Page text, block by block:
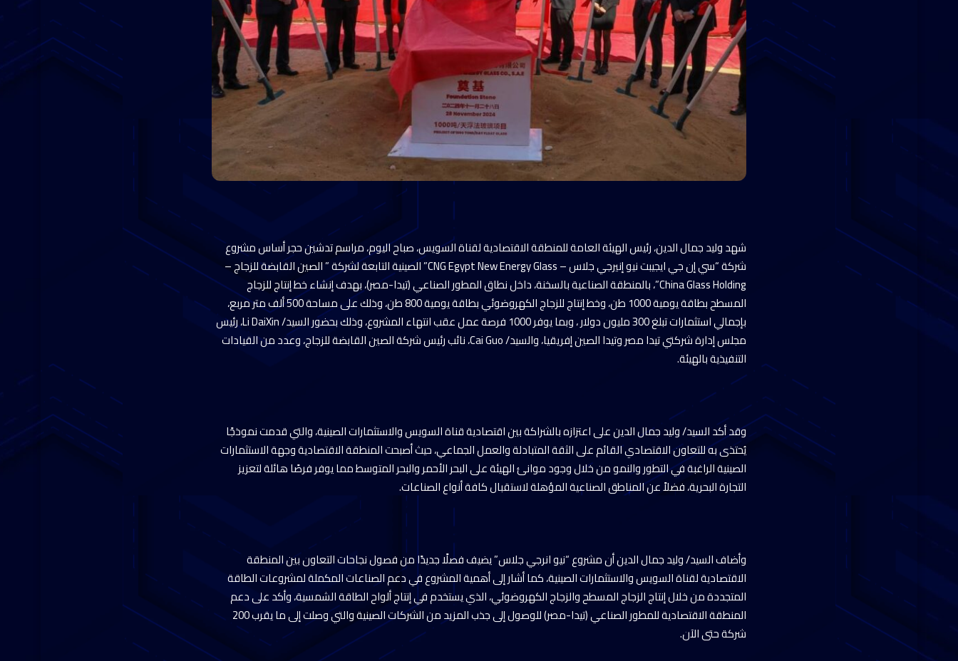
شهد وليد جمال الدين، رئيس الهيئة العامة للمنطقة الاقتصادية لقناة السويس، صباح اليوم، مراسم تدشين حجر أساس مشروع
شركة “سي إن جي ايجيبت نيو إنيرجي جلاس – CNG Egypt New Energy Glass” الصينية التابعة لشركة ” الصين القابضة للزجاج –
China Glass Holding”، بالمنطقة الصناعية بالسخنة، داخل نطاق المطور الصناعي (تيدا-مصر)، بهدف إنشاء خط إنتاج للزجاج
المسطح بطاقة يومية 1000 طن، وخط إنتاج للزجاج الكهروضوئي بطاقة يومية 800 طن، وذلك على مساحة 500 ألف متر مربع،
بإجمالي استثمارات تبلغ 300 مليون دولار ، وبما يوفر 1000 فرصة عمل عقب انتهاء المشروع، وذلك بحضور السيد/ Li DaiXin، رئيس
مجلس إدارة شركتي تيدا مصر وتيدا الصين إفريقيا، والسيد/ Cai Guo، نائب رئيس شركة الصين القابضة للزجاج، وعدد من القيادات
التنفيذية بالهيئة.
وقد أكد السيد/ وليد جمال الدين على اعتزازه بالشراكة بين اقتصادية قناة السويس والاستثمارات الصينية، والتي قدمت نموذجًا
يُحتذى به للتعاون الاقتصادي القائم على الثقة المتبادلة والعمل الجماعي، حيث أصبحت المنطقة الاقتصادية وجهة الاستثمارات
الصينية الراغبة في التطور والنمو من خلال وجود موانئ الهيئة على البحر الأحمر والبحر المتوسط مما يوفر فرصًا هائلة لتعزيز
التجارة البحرية، فضلاً عن المناطق الصناعية المؤهلة لاستقبال كافة أنواع الصناعات.
وأضاف السيد/ وليد جمال الدين أن مشروع “نيو انرجي جلاس” يضيف فصلًا جديدًا من فصول نجاحات التعاون بين المنطقة
الاقتصادية لقناة السويس والاستثمارات الصينية، كما أشار إلى أهمية المشروع في دعم الصناعات المكملة لمشروعات الطاقة
المتجددة من خلال إنتاج الزجاج المسطح والزجاج الكهروضوئي، الذي يستخدم في إنتاج ألواح الطاقة الشمسية، وأكد على دعم
المنطقة الاقتصادية للمطور الصناعي (تيدا-مصر) للوصول إلى جذب المزيد من الشركات الصينية والتي وصلت إلى ما يقرب 200
شركة حتى الآن.